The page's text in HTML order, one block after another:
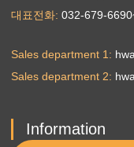
대표전화 032-679-
Sales department 1
Sales department 2
Information